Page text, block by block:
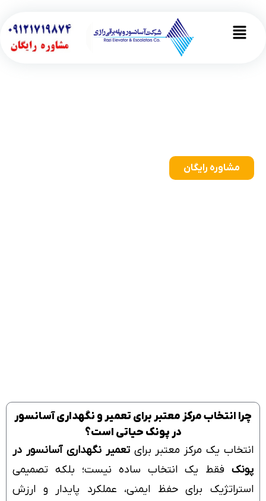
Main
مشاوره رایگان
چرا انتخاب مرکز معتبر برای تعمیر و نگهداری آسانسور
در پونک حیاتی است؟
انتخاب یک مرکز معتبر برایتعمیر نگهداری آسانسور در
پونک فقط یک انتخاب ساده نیست؛ بلکه تصمیمی
استراتژیک برای حفظ ایمنی، عملکرد پایدار و ارزش